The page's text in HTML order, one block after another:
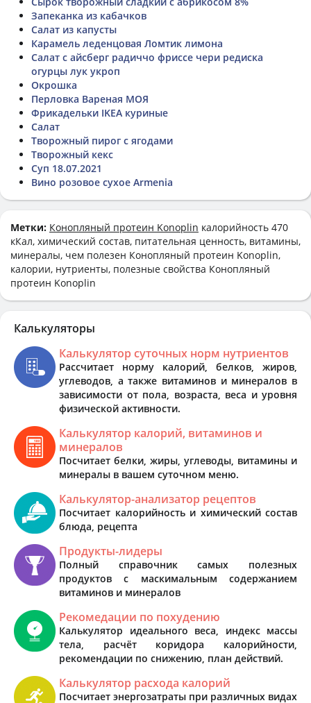
Запеканка из кабачков
Салат из капусты
Карамель леденцовая Ломтик лимона
Салат с айсберг радиччо фриссе чери редиска
огурцы лук укроп
Окрошка
Перловка Вареная МОЯ
Фрикадельки IKEA куриные
Салат
Творожный пирог с ягодами
Творожный кекс
Суп 18.07.2021
Вино розовое сухое Armenia
Метки: Конопляный протеин Konoplin калорийность 470
кКал, химический состав, питательная ценность, витамины,
минералы, чем полезен Конопляный протеин Konoplin,
калории, нутриенты, полезные свойства Конопляный
протеин Konoplin
Калькуляторы
Калькулятор суточных норм нутриентов
Рассчитает норму калорий, белков, жиров,
углеводов, а также витаминов и минералов в
зависимости от пола, возраста, веса и уровня
физической активности.
Калькулятор калорий, витаминов и
минералов
Посчитает белки, жиры, углеводы, витамины и
минералы в вашем суточном меню.
Калькулятор-анализатор рецептов
Посчитает калорийность и химический состав
блюда, рецепта
Продукты-лидеры
Полный справочник самых полезных
продуктов с маскимальным содержанием
витаминов и минералов
Рекомедации по похудению
Калькулятор идеального веса, индекс массы
тела, расчёт коридора калорийности,
рекомендации по снижению, план действий.
Калькулятор расхода калорий
Посчитает энергозатраты при различных видах